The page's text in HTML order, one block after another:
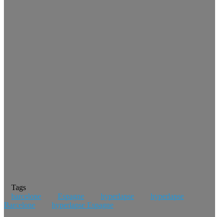
Tags
barcelone
Espagne hyperlapse
hyperlapse
Barcelone
hyperlapse Espagne